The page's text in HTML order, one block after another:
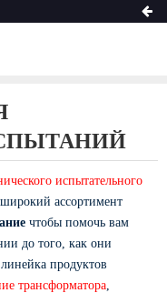
испытательного
ассортимент
чтобы помочь вам
до того, как они
продуктов
трансформатора,